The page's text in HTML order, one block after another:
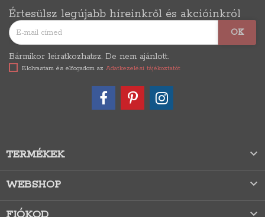
Értesülsz legújabb híreinkről és akcióinkról
Bármikor leiratkozhatsz. De nem ajánlott.
Elolvastam és elfogadom az Adatkezelési tájékoztatót
TERMÉKEK 
WEBSHOP 
